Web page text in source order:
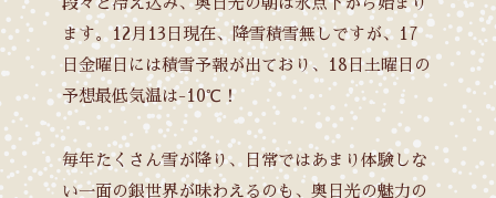
ます。12月13日現在、降雪積雪無しですが、17
日金曜日には積雪予報が出ており、18日土曜日の
予想最低気温は-10℃！
毎年たくさん雪が降り、日常ではあまり体験しな
い一面の銀世界が味わえるのも、奥日光の魅力の